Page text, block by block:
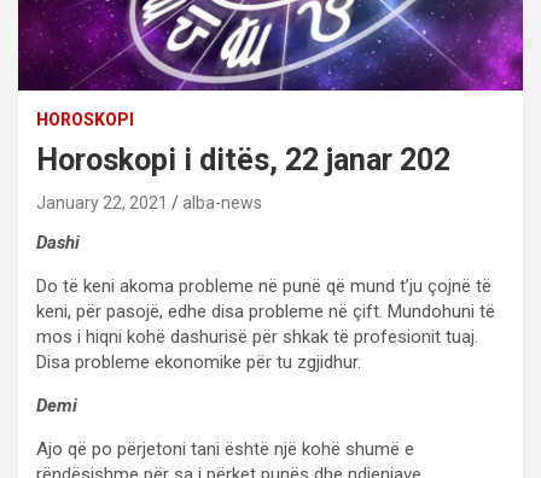
HOROSKOPI
Horoskopi i ditës, 22 janar 202
January 22, 2021 alba-news
Dashi
Do të keni akoma probleme në punë që mund t’ju çojnë të
keni, për pasojë, edhe disa probleme në çift. Mundohuni të
mos i hiqni kohë dashurisë për shkak të profesionit tuaj.
Disa probleme ekonomike për tu zgjidhur.
Demi
Ajo që po përjetoni tani është një kohë shumë e